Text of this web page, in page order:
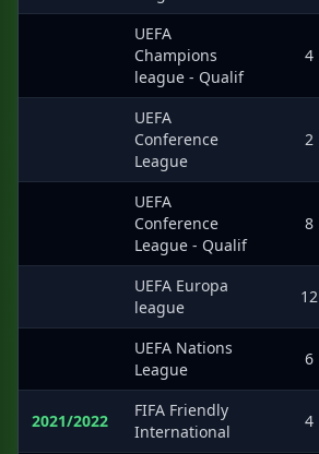
UEFA
Champions
league - Qualif
4
UEFA
Conference
League
2
UEFA
Conference
League - Qualif
8
UEFA Europa
league
12
UEFA Nations
League
6
2021/2022
FIFA Friendly
International
4